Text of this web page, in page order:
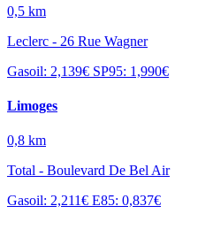
0,5 km
Leclerc - 26 Rue Wagner
Gasoil: 2,139€ SP95: 1,990€
Limoges
0,8 km
Total - Boulevard De Bel Air
Gasoil: 2,211€ E85: 0,837€